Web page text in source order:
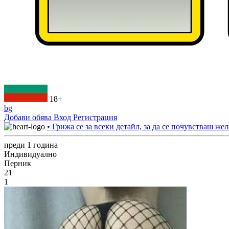
18+
bg
Добави обява Вход Регистрация
• Грижа се за всеки детайл, за да се почувстваш
преди 1 година
Индивидуално
Перник
21
1